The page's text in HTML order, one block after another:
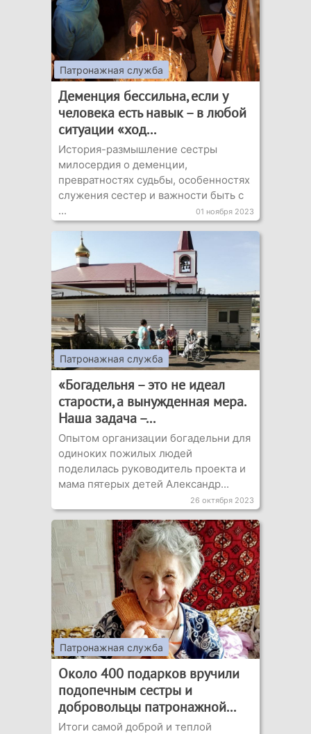
Патронажная служба
Деменция бессильна, если у
человека есть навык – в любой
ситуации «ход...
История-размышление сестры
милосердия о деменции,
превратностях судьбы, особенностях
служения сестер и важности быть с
...
01 ноября 2023
Патронажная служба
«Богадельня – это не идеал
старости, а вынужденная мера.
Наша задача –...
Опытом организации богадельни для
одиноких пожилых людей
поделилась руководитель проекта и
мама пятерых детей Александр...
26 октября 2023
Патронажная служба
Около 400 подарков вручили
подопечным сестры и
добровольцы патронажной...
Итоги самой доброй и теплой